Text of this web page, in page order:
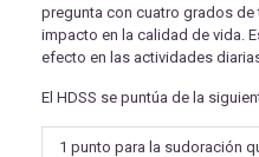
pregunta con cuatro grados
impacto en la calidad de vida.
efecto en las actividades
El HDSS se puntúa de la
1 punto para la sudoración